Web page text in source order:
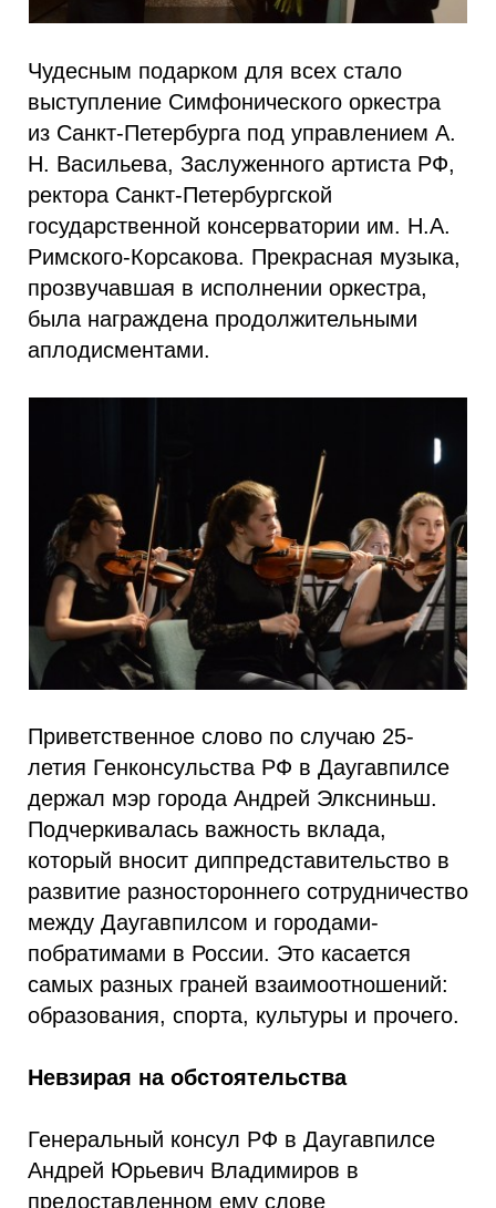
Чудесным подарком для всех стало
выступление Симфонического оркестра
из Санкт-Петербурга под управлением А.
Н. Васильева, Заслуженного артиста РФ,
ректора Санкт-Петербургской
государственной консерватории им. Н.А.
Римского-Корсакова. Прекрасная музыка,
прозвучавшая в исполнении оркестра,
была награждена продолжительными
аплодисментами.
Приветственное слово по случаю 25-
летия Генконсульства РФ в Даугавпилсе
держал мэр города Андрей Элксниньш.
Подчеркивалась важность вклада,
который вносит диппредставительство в
развитие разностороннего сотрудничество
между Даугавпилсом и городами-
побратимами в России. Это касается
самых разных граней взаимоотношений:
образования, спорта, культуры и прочего.
Невзирая на обстоятельства
Генеральный консул РФ в Даугавпилсе
Андрей Юрьевич Владимиров в
предоставленном ему слове